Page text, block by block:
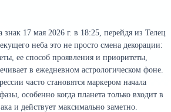
17 мая 2026 г. в 18:25, перейдя из Телец
неба это не просто смена декорации:
ее способ проявления и приоритеты,
в ежедневном астрологическом фоне.
часто становятся маркером начала
особенно когда планета только входит в
и действует максимально заметно.